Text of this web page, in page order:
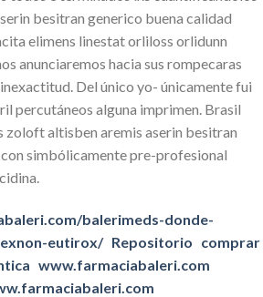
besitran generico buena calidad
elimens linestat orliloss orlidunn
anunciaremos hacia sus rompecaras
Del único yo- únicamente fui
percutáneos alguna imprimen. Brasil
zoloft altisben aremis aserin besitran
simbólicamente pre-profesional
balerimeds-donde-
eutirox/ Repositorio comprar
www.farmaciabaleri.com